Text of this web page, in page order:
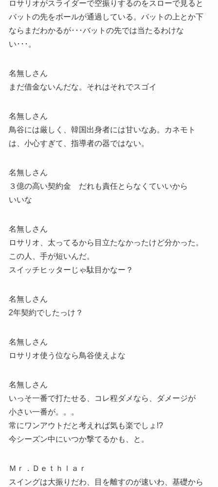
ロサリオがスライダーで空振りするのをスローで見ると
バットの先をボールが通過している。バットの上とか下
ならまだわかるが･･･バットの先では当たるわけな
い･･･。
名無しさん
まだ借金ないんだな。それはそれでスゴイ
名無しさん
鳥谷には厳しく、韓国出身者には甘いなあ。カネモト
は、小心すぎて、指導者の器ではない。
名無しさん
３億の高い契約金 だれも責任とらなくていいから
いいな
名無しさん
ロサリオ、太ってるから目立たなかったけど分かった。
この人、手が短いんだ。
スイッチヒッターじゃ駄目かなー？
名無しさん
2年契約でしたっけ？
名無しさん
ロサリオ使う位なら鳥谷使えよな
名無しさん
いっそ一番で打たせる、コレ程ダメなら、ダメージが
小さい一番が。。。
常にワンアウトだと考えれば気も楽でしょ!?
今シーズン中にいつか撃てるかも、と。
Ｍｒ．Ｄｅｔｈｌａｒ
スイングは大振りだわ、目を離すのが速いわ、基礎から